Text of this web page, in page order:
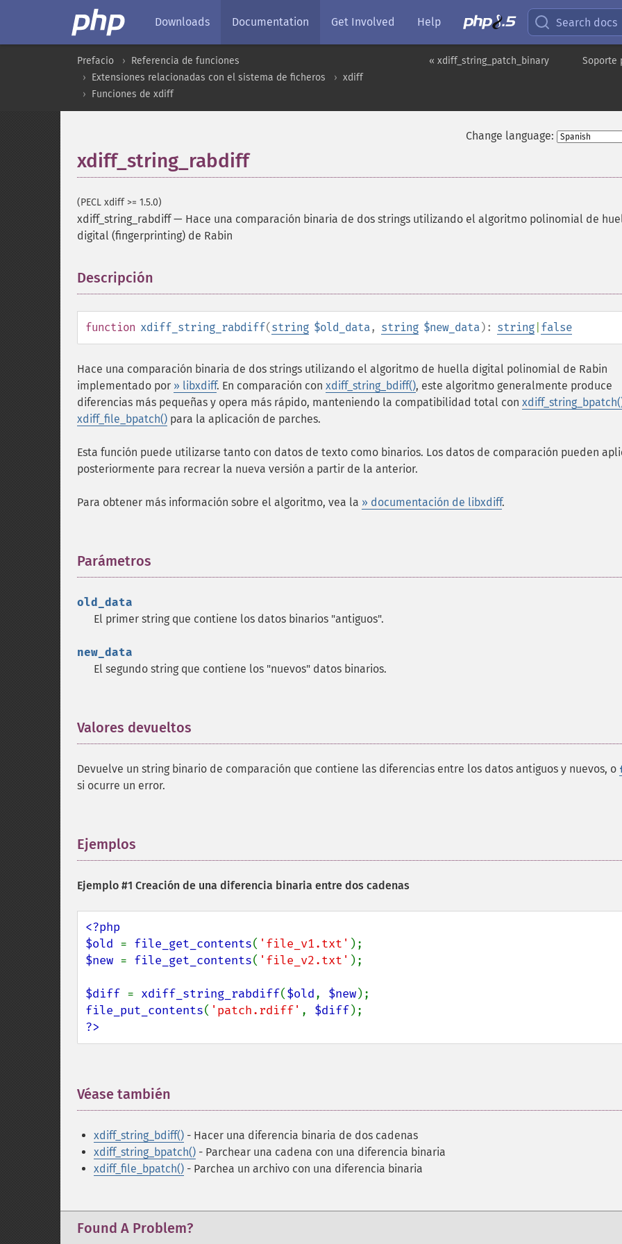
Downloads Documentation Get Involved Help Search docs
Soporte
« xdiff_string_patch_binary
Prefacio
Referencia de funciones
Extensiones relacionadas con el sistema de ficheros
xdiff
Funciones de xdiff
Change language:
xdiff_string_rabdiff
(PECL xdiff >= 1.5.0)
xdiff_string_rabdiff— Hace una comparación binaria de dos strings utilizando el algoritmo polinomial de
digital (fingerprinting) de Rabin
Descripción
function xdiff_string_rabdiff(string $old_data, string $new_data): string false
Hace una comparación binaria de dos strings utilizando el algoritmo de huella digital polinomial de Rabin
implementado por » libxdiff. En comparación con xdiff_string_bdiff(), este algoritmo generalmente produce
diferencias más pequeñas y opera más rápido, manteniendo la compatibilidad total con
xdiff_file_bpatch() para la aplicación de parches.
Esta función puede utilizarse tanto con datos de texto como binarios. Los datos de comparación pueden
posteriormente para recrear la nueva versión a partir de la anterior.
Para obtener más información sobre el algoritmo, vea la » documentación de libxdiff.
Parámetros
old_data
El primer string que contiene los datos binarios "antiguos".
new_data
El segundo string que contiene los "nuevos" datos binarios.
Valores devueltos
Devuelve un string binario de comparación que contiene las diferencias entre los datos antiguos y nuevos, o
si ocurre un error.
Ejemplos
Ejemplo #1 Creación de una diferencia binaria entre dos cadenas
<?php
$old = file_get_contents( 'file_v1.txt'
$new = file_get_contents( 'file_v2.txt' );
$diff = xdiff_string_rabdiff($old, $new
file_put_contents( 'patch.rdiff' , $diff
?>
Véase también
xdiff_string_bdiff() - Hacer una diferencia binaria de dos cadenas
xdiff_string_bpatch() - Parchear una cadena con una diferencia binaria
xdiff_file_bpatch() - Parchea un archivo con una diferencia binaria
Found A Problem?